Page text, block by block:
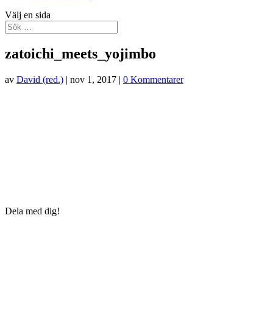
Välj en sida
zatoichi_meets_yojimbo
av David (red.) | nov 1, 2017 | 0 Kommentarer
Dela med dig!